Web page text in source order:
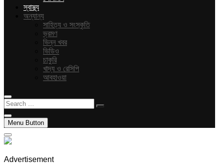
স্বাস্থ্য
অন্যান্য
সাহিত্য ও সংস্কৃতি
ভ্রমণ
ভিন্ন খবর
ভিডিও
চাকুরি
খাদ্য ও রেসিপি
আবহাওয়া
Search
…
Menu Button
Advertisement